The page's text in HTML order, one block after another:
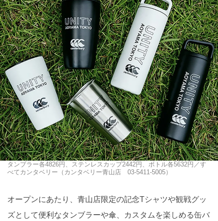
タンブラー各4826円、ステンレスカップ2442円、ボトル各5632円／す
べてカンタベリー（カンタベリー⻘山店 03-5411-5005）
オープンにあたり、⻘山店限定の記念Tシャツや観戦グッ
ズとして便利なタンブラーや傘、カスタムを楽しめる缶バ